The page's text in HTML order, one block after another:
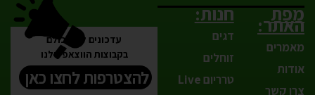
מפת
האתר:
מאמרים
אודות
צרו קשר
חנות:
דגים
זוחלים
טרריום Live
עדכונים לפני כולם
בקבוצות הווצאפ שלנו
להצטרפות לחצו כאן